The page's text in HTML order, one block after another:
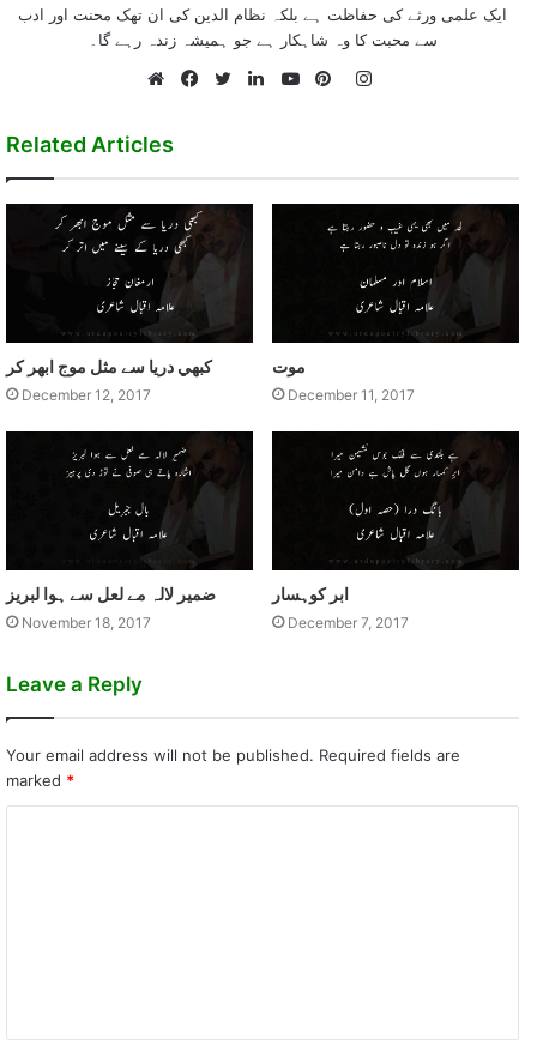
ایک علمی ورثے کی حفاظت ہے بلکہ نظام الدین کی ان تھک محنت اور ادب
سے محبت کا وہ شاہکار ہے جو ہمیشہ زندہ رہے گا۔
Instagram
Related Articles
کبھي دريا سے مثل موج ابھر کر
December 12, 2017
موت
December 11, 2017
ضمير لالہ مے لعل سے ہوا لبريز
November 18, 2017
ابر کوہسار
December 7, 2017
Leave a Reply
Your email address will not be published. Required fields are
marked *
t